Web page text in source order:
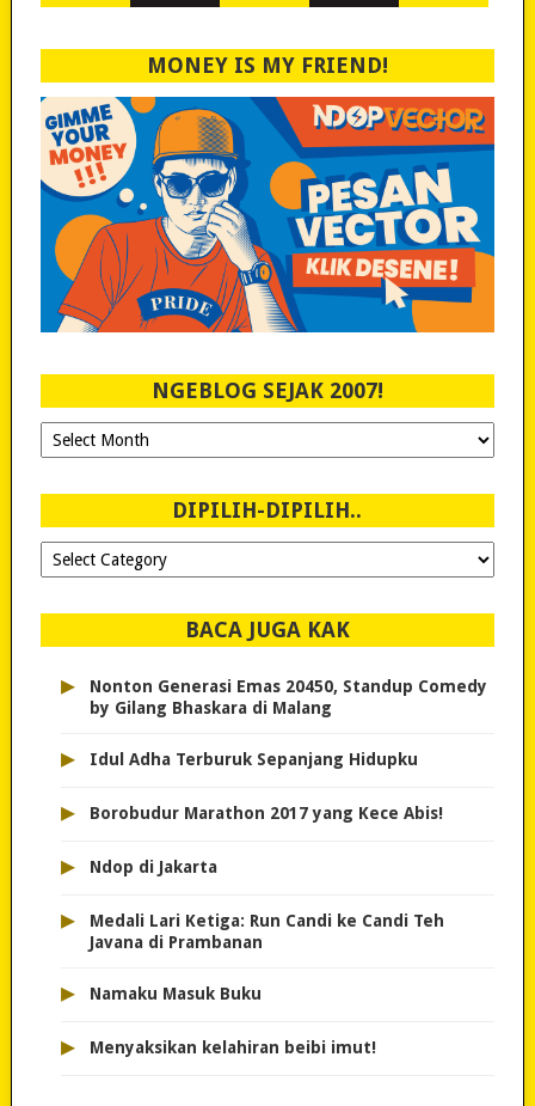
MONEY IS MY FRIEND!
NGEBLOG SEJAK 2007!
Ngeblog
Sejak
DIPILIH-DIPILIH..
Dipilih-
dipilih..
BACA JUGA KAK
▸
Nonton Generasi Emas 20450, Standup Comedy
by Gilang Bhaskara di Malang
▸ Idul Adha Terburuk Sepanjang Hidupku
▸ Borobudur Marathon 2017 yang Kece Abis!
▸ Ndop di Jakarta
▸
Medali Lari Ketiga: Run Candi ke Candi Teh
Javana di Prambanan
▸ Namaku Masuk Buku
▸ Menyaksikan kelahiran beibi imut!